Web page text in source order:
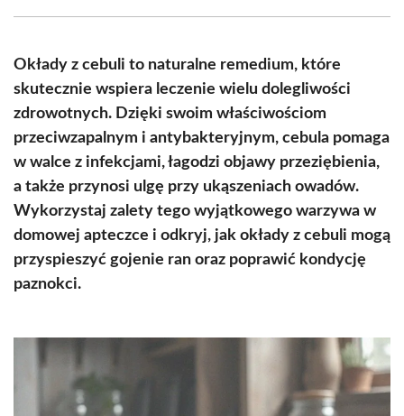
(Twitter)
Okłady z cebuli to naturalne remedium, które
skutecznie wspiera leczenie wielu dolegliwości
zdrowotnych. Dzięki swoim właściwościom
przeciwzapalnym i antybakteryjnym, cebula pomaga
w walce z infekcjami, łagodzi objawy przeziębienia,
a także przynosi ulgę przy ukąszeniach owadów.
Wykorzystaj zalety tego wyjątkowego warzywa w
domowej apteczce i odkryj, jak okłady z cebuli mogą
przyspieszyć gojenie ran oraz poprawić kondycję
paznokci.